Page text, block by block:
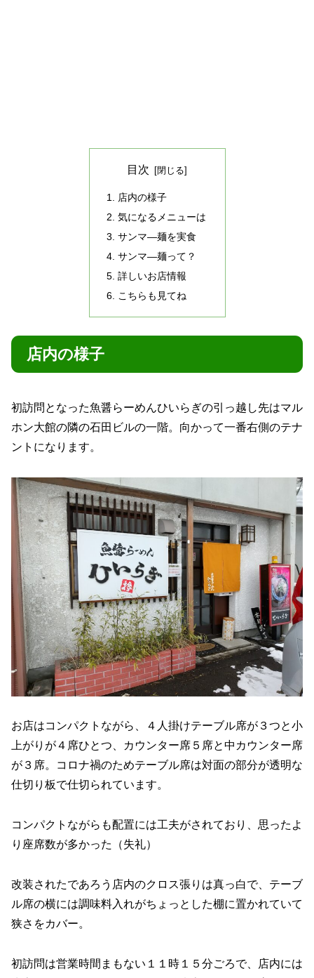
目次
店内の様子
気になるメニューは
サンマ―麺を実食
サンマ―麺って？
詳しいお店情報
こちらも見てね
店内の様子
初訪問となった魚醤らーめんひいらぎの引っ越し先はマル
ホン大館の隣の石田ビルの一階。向かって一番右側のテナ
ントになります。
お店はコンパクトながら、４人掛けテーブル席が３つと小
上がりが４席ひとつ、カウンター席５席と中カウンター席
が３席。コロナ禍のためテーブル席は対面の部分が透明な
仕切り板で仕切られています。
コンパクトながらも配置には工夫がされており、思ったよ
り座席数が多かった（失礼）
改装されたであろう店内のクロス張りは真っ白で、テーブ
ル席の横には調味料入れがちょっとした棚に置かれていて
狭さをカバー。
初訪問は営業時間まもない１１時１５分ごろで、店内には